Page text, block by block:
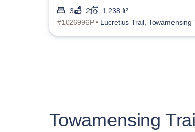
3 2
1,238 ft²
#1026996P • Lucretius Trail, Towamensing
Towamensing